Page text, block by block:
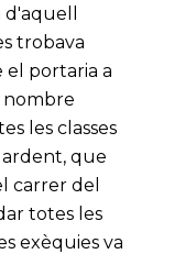
trobava
portaria a
nombre
les classes
ardent, que
carrer del
totes les
exèquies va